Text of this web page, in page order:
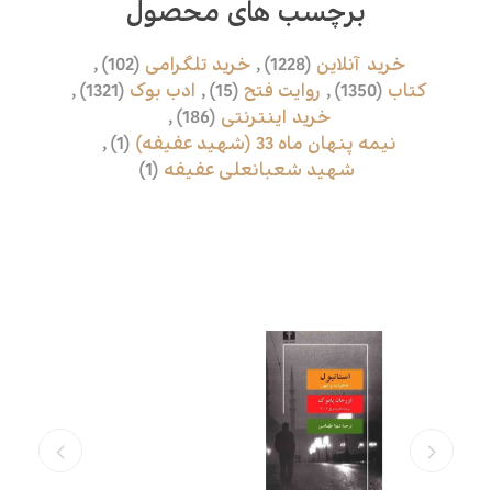
برچسب های محصول
خرید آنلاین (1228)
, خرید تلگرامی (102)
,
کتاب (1350)
, روایت فتح (15)
, ادب بوک (1321)
,
خرید اینترنتی (186)
,
نیمه پنهان ماه 33 (شهید عفیفه)
(1)
,
شهید شعبانعلی عفیفه (1)